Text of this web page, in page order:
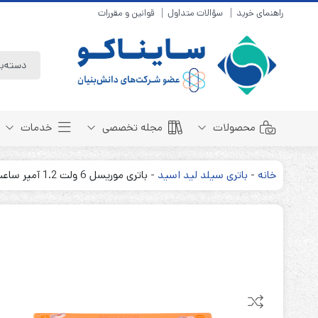
راهنمای خرید سؤالات متداول قوانین و مقررات
محصولات
باتری سیلد لید اسید
باتری نیکل متال هیدرید
مجله تخصصی
مبانی باتری
روش های شارژ
خدمات
خانه - باتری سیلد لید اسید - باتری موریسل 6 ولت 1.2 آمپر ساعت Moricell